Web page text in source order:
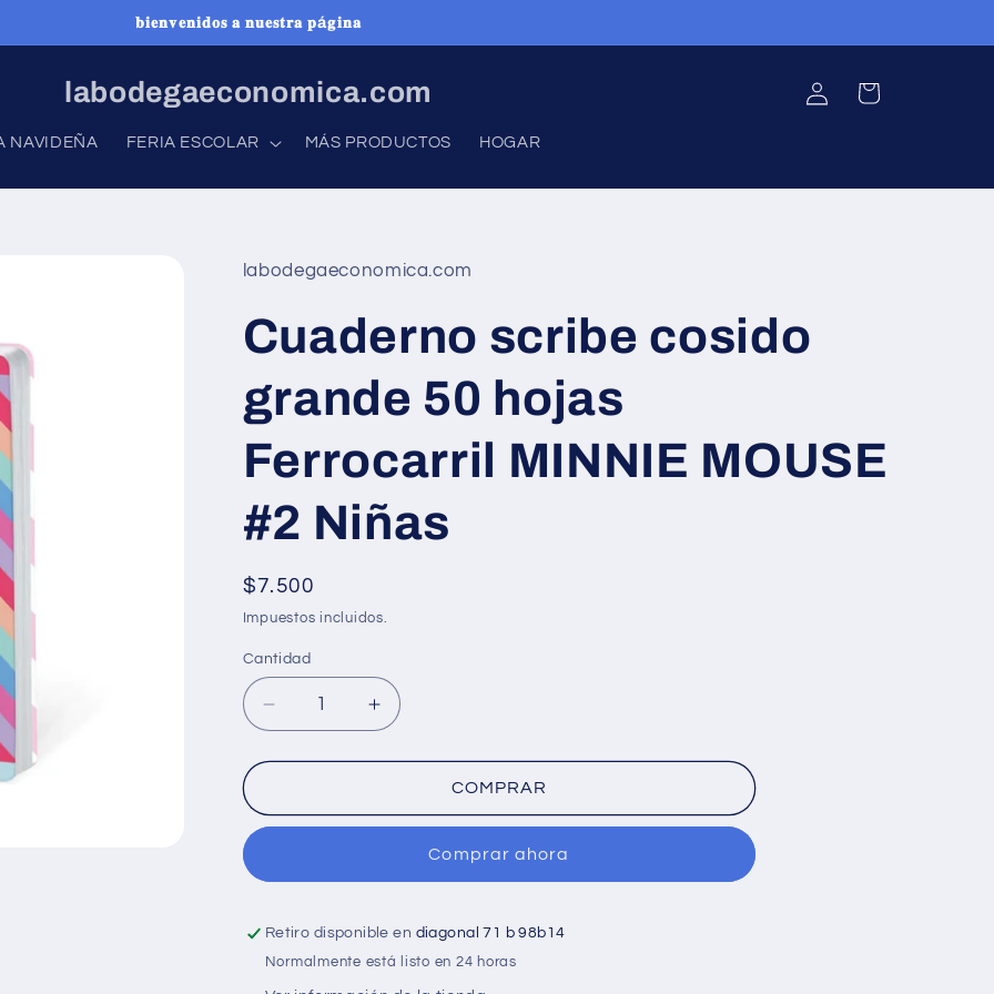
𝐛𝐢𝐞𝐧𝐯𝐞𝐧𝐢𝐝𝐨𝐬 𝐚 𝐧𝐮𝐞𝐬𝐭𝐫𝐚 𝐩á𝐠𝐢𝐧𝐚
labodegaeconomica.com
NAVIDEÑA FERIA ESCOLAR MÁS PRODUCTOS HOGAR
Iniciar
sesión
Carrito
labodegaeconomica.com
Cuaderno scribe cosido
grande 50 hojas
Ferrocarril MINNIE MOUSE
#2 Niñas
Precio
habitual
$7.500
Impuestos incluidos.
Cantidad
Cantidad
Reducir
cantidad
para
scribe
50
Ferrocarril
MINNIE
Aumentar
cantidad
para
Cuaderno
scribe
grande
50
Ferrocarril
MINNIE
COMPRAR
Comprar ahora
Retiro disponible en diagonal 71 b 98b14
Normalmente está listo en 24 horas